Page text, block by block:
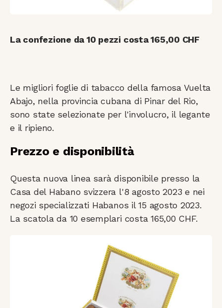
La confezione da 10 pezzi costa 165,00 CHF
Le migliori foglie di tabacco della famosa Vuelta
Abajo, nella provincia cubana di Pinar del Rio,
sono state selezionate per l'involucro, il legante
e il ripieno.
Prezzo e disponibilità
Questa nuova linea sarà disponibile presso la
Casa del Habano svizzera l'8 agosto 2023 e nei
negozi specializzati Habanos il 15 agosto 2023.
La scatola da 10 esemplari costa 165,00 CHF.